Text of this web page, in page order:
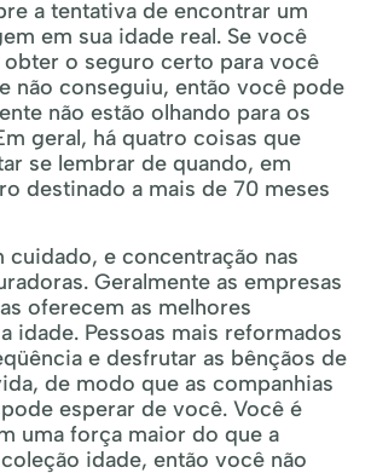
a tentativa de encontrar um
em sua idade real. Se você
o seguro certo para você
não conseguiu, então você pode
não estão olhando para os
geral, há quatro coisas que
se lembrar de quando, em
destinado a mais de 70 meses
cuidado, e concentração nas
Geralmente as empresas
oferecem as melhores
idade. Pessoas mais reformados
e desfrutar as bênçãos de
de modo que as companhias
esperar de você. Você é
uma força maior do que a
idade, então você não